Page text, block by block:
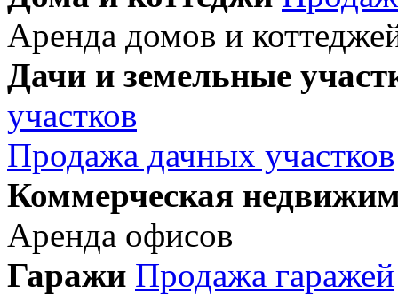
Аренда домов и
Дачи и земельные
участков
Продажа дачных участков
Коммерческая
Аренда офисов
Гаражи Продажа гаражей